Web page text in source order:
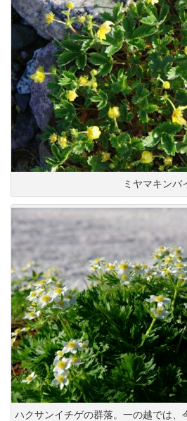
ミヤマキンバ
ハクサンイチゲの群落。一の越では、